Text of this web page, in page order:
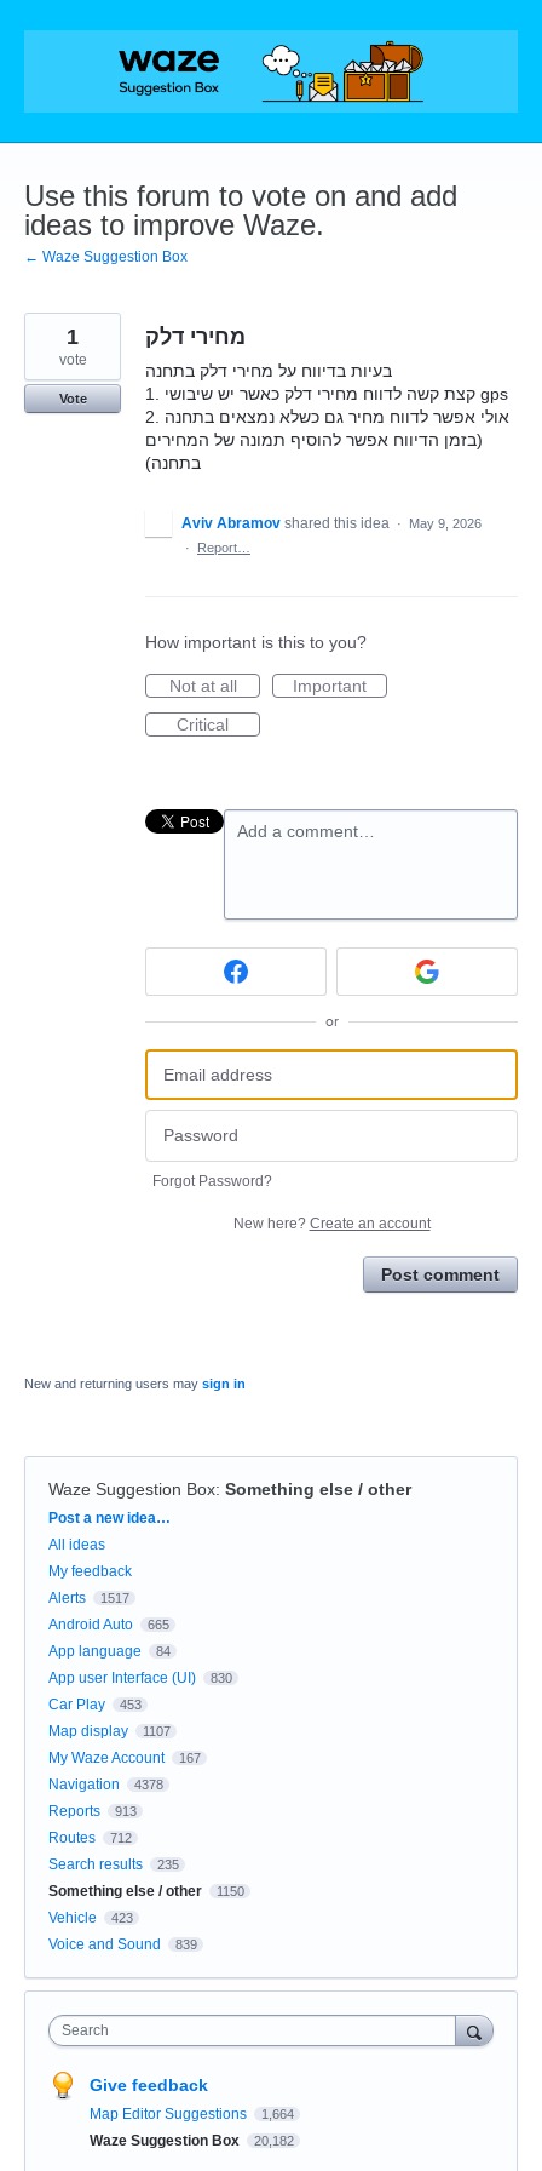
Skip
Use this forum to vote on and add
ideas to improve Waze.
← Waze Suggestion Box
מחירי דלק
בעיות בדיווח על מחירי דלק בתחנה
1. קצת קשה לדווח מחירי דלק כאשר יש שיבושי gps
2. אולי אפשר לדווח מחיר גם כשלא נמצאים בתחנה
(בזמן הדיווח אפשר להוסיף תמונה של המחירים
בתחנה)
1
vote
Vote
Aviv Abramov shared this idea ·
May 9, 2026
·
Report…
How important is this to you?
Not at all
Important
Critical
Add a comment…
or
Forgot Password?
New here? Create an account
Post comment
New and returning users may sign in
Waze Suggestion Box: Something else / other
Categories
Post a new idea…
All ideas
My feedback
Alerts
1517
Android Auto 665
App language 84
App user Interface (UI) 830
Car Play 453
Map display 1107
My Waze Account 167
Navigation 4378
Reports 913
Routes 712
Search results 235
Something else / other 1150
Vehicle 423
Voice and Sound 839
Search
Give feedback
Map Editor Suggestions 1,664
Waze Suggestion Box 20,182